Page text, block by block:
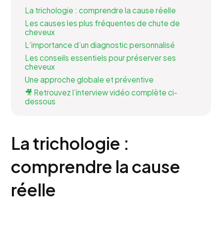
La trichologie : comprendre la cause réelle
Les causes les plus fréquentes de chute de
cheveux
L’importance d’un diagnostic personnalisé
Les conseils essentiels pour préserver ses
cheveux
Une approche globale et préventive
🎥 Retrouvez l’interview vidéo complète ci-
dessous
La trichologie :
comprendre la cause
réelle